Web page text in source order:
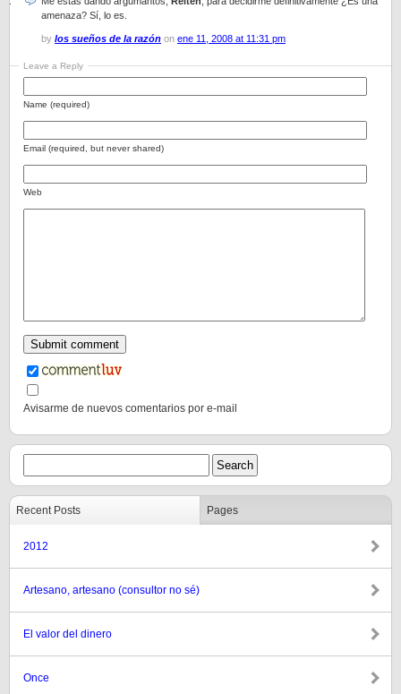
amenaza? Sí, lo es.
by los sueños de la razón on ene 11, 2008 at 11:31 pm
Leave a Reply
Name (required)
Email (required, but never shared)
Web
Avisarme de nuevos comentarios por e-mail
Recent Posts Pages
2012
Artesano, artesano (consultor no sé)
El valor del dinero
Once